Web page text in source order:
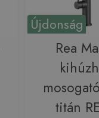
Újdonság
Rea
titán